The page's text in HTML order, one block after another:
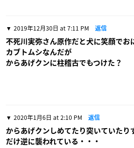
2019年12月30日 at 7:11 PM 返信
不死川実弥さん原作だと犬に笑顔でお
カブトムシなんだが
からあげクンに柱稽古でもつけた？
2020年1月6日 at 2:10 PM 返信
からあげクンしめてたり突いていたり
だけ逆に襲われている・・・